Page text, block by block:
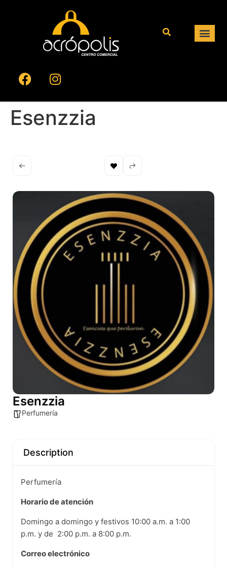
Esenzzia
Esenzzia
Perfumería
Description
Perfumería
Horario de atención
Domingo a domingo y festivos 10:00 a.m. a 1:00
p.m. y de 2:00 p.m. a 8:00 p.m.
Correo electrónico